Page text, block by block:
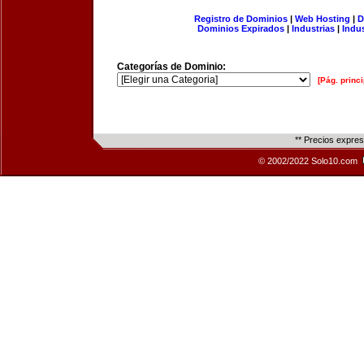
Registro de Dominios| Web Hosting |
Dominios Expirados | Industrias |
Categorías de Dominio:
[Pág.
** Precios
© 2002/2022 Solo10.com